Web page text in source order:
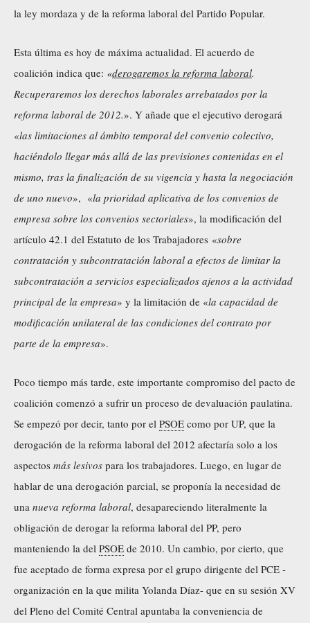
la ley mordaza y de la reforma laboral del Partido Popular.
Esta última es hoy de máxima actualidad. El acuerdo de
coalición indica que: «derogaremos la reforma laboral.
Recuperaremos los derechos laborales arrebatados por la
reforma laboral de 2012.». Y añade que el ejecutivo derogará
«las limitaciones al ámbito temporal del convenio colectivo,
haciéndolo llegar más allá de las previsiones contenidas en el
mismo, tras la finalización de su vigencia y hasta la negociación
de uno nuevo», «la prioridad aplicativa de los convenios de
empresa sobre los convenios sectoriales», la modificación del
artículo 42.1 del Estatuto de los Trabajadores «sobre
contratación y subcontratación laboral a efectos de limitar la
subcontratación a servicios especializados ajenos a la actividad
principal de la empresa» y la limitación de «la capacidad de
modificación unilateral de las condiciones del contrato por
parte de la empresa».
Poco tiempo más tarde, este importante compromiso del pacto de
coalición comenzó a sufrir un proceso de devaluación paulatina.
Se empezó por decir, tanto por el PSOE como por UP, que la
derogación de la reforma laboral del 2012 afectaría solo a los
aspectos más lesivos para los trabajadores. Luego, en lugar de
hablar de una derogación parcial, se proponía la necesidad de
una nueva reforma laboral, desapareciendo literalmente la
obligación de derogar la reforma laboral del PP, pero
manteniendo la del PSOE de 2010. Un cambio, por cierto, que
fue aceptado de forma expresa por el grupo dirigente del PCE -
organización en la que milita Yolanda Díaz- que en su sesión XV
del Pleno del Comité Central apuntaba la conveniencia de